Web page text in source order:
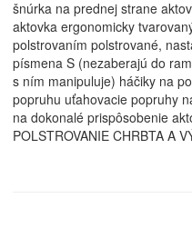
šnúrka na prednej strane
aktovka ergonomicky
polstrovaním polstrované,
písmena S (nezaberajú do
s ním manipuluje) háčiky na
popruhu uťahovacie popruhy
na dokonalé prispôsobenie
POLSTROVANIE CHRBTA A